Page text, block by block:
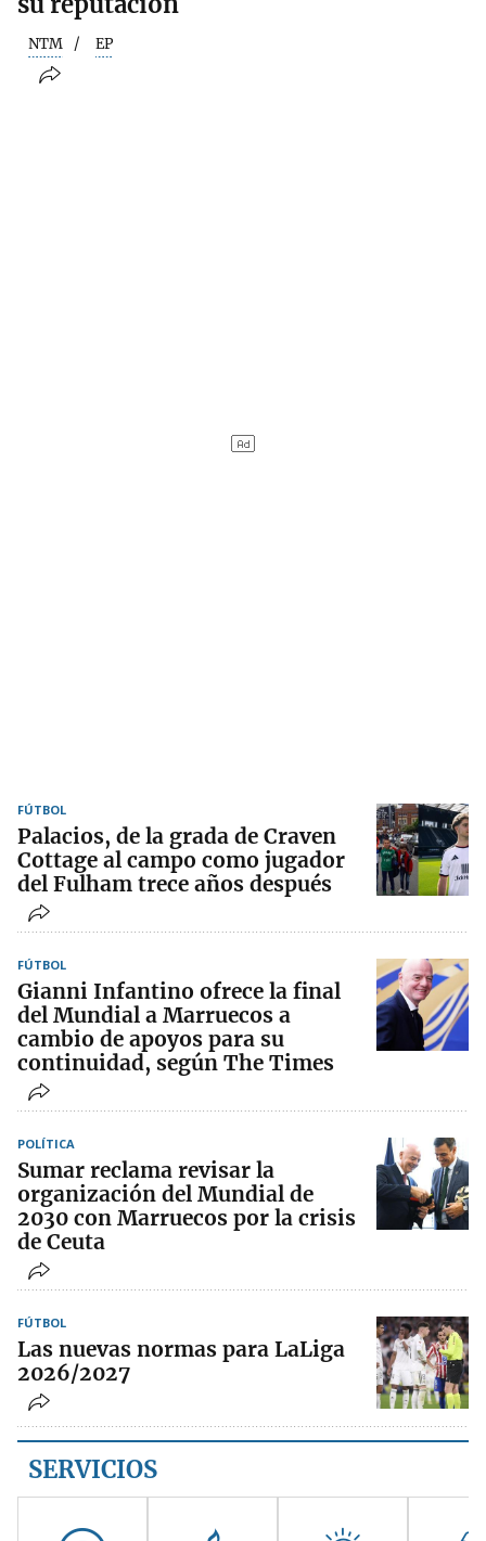
NTM EP
FÚTBOL
Palacios, de la grada de Craven
Cottage al campo como jugador
del Fulham trece años después
FÚTBOL
Gianni Infantino ofrece la final
del Mundial a Marruecos a
cambio de apoyos para su
continuidad, según The Times
POLÍTICA
Sumar reclama revisar la
organización del Mundial de
2030 con Marruecos por la crisis
de Ceuta
FÚTBOL
Las nuevas normas para LaLiga
2026/2027
SERVICIOS